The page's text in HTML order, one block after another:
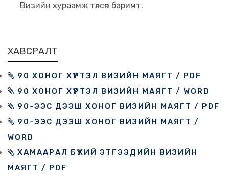
Визийн хураамж төлсөн баримт.
ХАВСРАЛТ
90 ХОНОГ ХҮРТЭЛ ВИЗИЙН МАЯГТ / PDF
90 ХОНОГ ХҮРТЭЛ ВИЗИЙН МАЯГТ / WORD
90-ЭЭС ДЭЭШ ХОНОГ ВИЗИЙН МАЯГТ / PDF
90-ЭЭС ДЭЭШ ХОНОГ ВИЗИЙН МАЯГТ /
WORD
ХАМААРАЛ БҮХИЙ ЭТГЭЭДИЙН ВИЗИЙН
МАЯГТ / PDF